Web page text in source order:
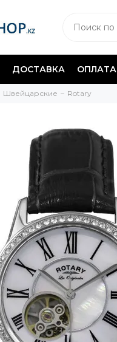
ДОСТАВКА ОПЛАТА
Швейцарские Rotary